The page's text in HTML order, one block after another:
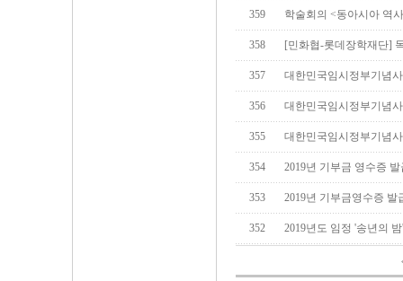
359 학술회의 <동아시아 역
358 [민화협-롯데장학재단]
357 대한민국임시정부기념
356 대한민국임시정부기념
355 대한민국임시정부기념
354 2019년 기부금 영수증
353 2019년 기부금영수증 발
352 2019년도 임정 '송년의